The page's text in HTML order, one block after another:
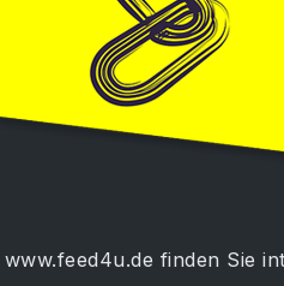
finden Sie